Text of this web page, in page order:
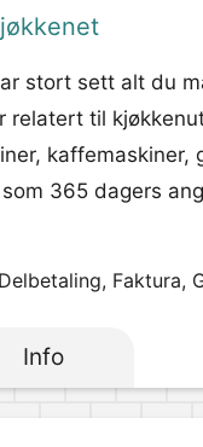
stort sett alt du
relatert til
365 dagers
Faktura,
Info